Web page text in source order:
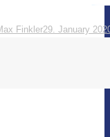
Finkler29. January